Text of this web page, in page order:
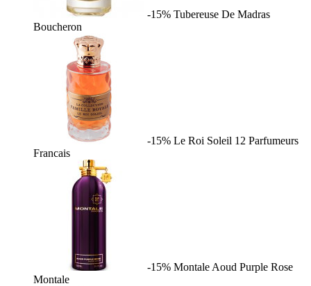
-15% Tubereuse De Madras
Boucheron
-15% Le Roi Soleil 12 Parfumeurs
Francais
-15% Montale Aoud Purple Rose
Montale